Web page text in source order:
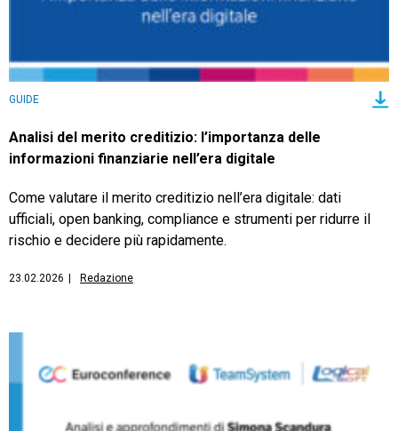
GUIDE
Analisi del merito creditizio: l’importanza delle
informazioni finanziarie nell’era digitale
Come valutare il merito creditizio nell’era digitale: dati
ufficiali, open banking, compliance e strumenti per ridurre il
rischio e decidere più rapidamente.
23.02.2026 | Redazione